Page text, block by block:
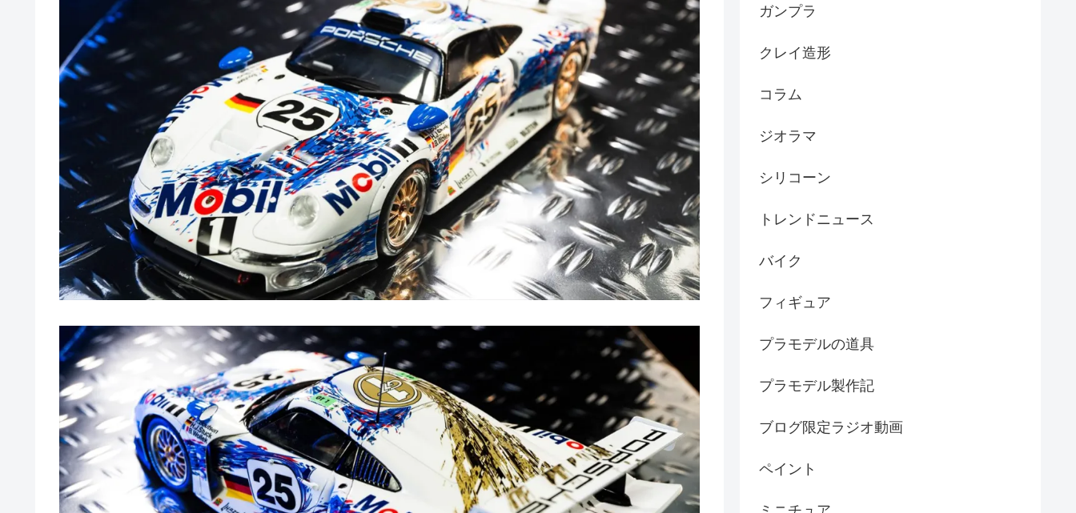
ガンプラ
クレイ造形
コラム
ジオラマ
シリコーン
トレンドニュース
バイク
フィギュア
プラモデルの道具
プラモデル製作記
ブログ限定ラジオ動画
ペイント